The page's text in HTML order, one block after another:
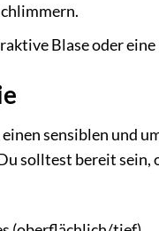
Blase oder
sensiblen und
solltest bereit sein,